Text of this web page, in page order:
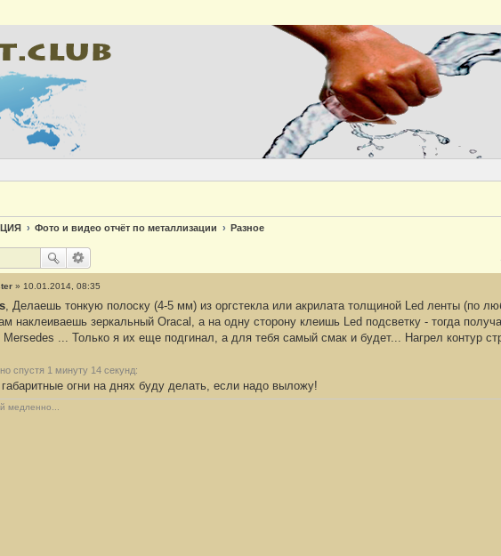
Фото и видео отчёт по металлизации Разное
» 10.01.2014, 08:35
, Делаешь тонкую полоску (4-5 мм) из оргстекла или акрилата толщиной Led ленты (по
наклеиваешь зеркальный Oracal, а на одну сторону клеишь Led подсветку - тогда
Mersedes ... Только я их еще подгинал, а для тебя самый смак и будет... Нагрел контур
спустя 1 минуту 14 секунд:
огни на днях буду делать, если надо выложу!
медленно...